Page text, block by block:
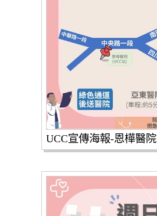
UCC宣傳海報-恩樺醫院